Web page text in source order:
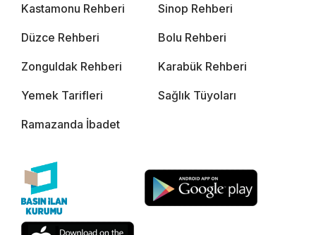
Kastamonu Rehberi Sinop Rehberi
Düzce Rehberi Bolu Rehberi
Zonguldak Rehberi Karabük Rehberi
Yemek Tarifleri Sağlık Tüyoları
Ramazanda İbadet